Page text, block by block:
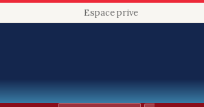
Espace prive